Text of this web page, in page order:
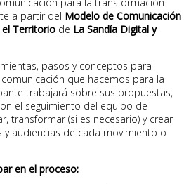
a partir del Modelo de Comunicación
el Territorio de La Sandía Digital y
pasos y conceptos para
que hacemos para la
trabajará sobre sus propuestas,
el seguimiento del equipo de
transformar (si es necesario) y crear
audiencias de cada movimiento o
en el proceso: